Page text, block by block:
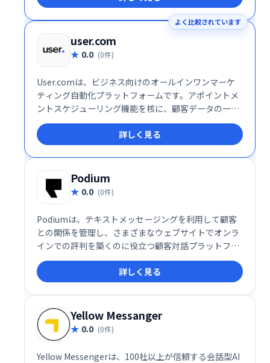
ターフェースで、初心者にも簡単に利用可能。顧客エ
ンゲージメントを高め、ビジネス成長を促進します。
詳細な分析機能も搭載し、効果測定も容易です。
よく比較されています
user.com
0.0 (0件)
User.comは、ビジネス向けのオールインワンマーケ
ティング自動化プラットフォームです。アポイントメ
ントスケジューリング機能を核に、顧客データの一元
管理でエンゲージメントとコンバージョン率向上を実
現します。様々なコミュニケーションチャネルを統合
し、効率的な顧客接点を促進。予約スケジュールの最
適化で、ビジネス成長を支援します。
詳しく見る
Podium
0.0 (0件)
Podiumは、テキストメッセージングを利用して顧客
との関係を管理し、さまざまなウェブサイトでオンラ
インでの評判を築くのに役立つ顧客対話プラットフォ
ームです。
詳しく見る
Yellow Messanger
0.0 (0件)
Yellow Messengerは、100社以上が信頼する会話型AI